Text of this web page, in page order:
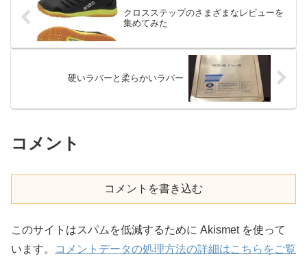
クロスステップのさまざまなレビューを
集めてみた
硬いラバーと柔らかいラバー
コメント
コメントを書き込む
このサイトはスパムを低減するために Akismet を使って
います。
コメントデータの処理方法の詳細はこちらをご覧